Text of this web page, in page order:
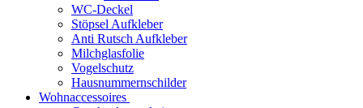
WC-Deckel
Stöpsel Aufkleber
Anti Rutsch Aufkleber
Milchglasfolie
Vogelschutz
Hausnummernschilder
Wohnaccessoires